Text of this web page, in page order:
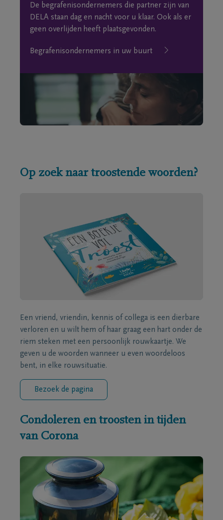
De begrafenisondernemers die partner zijn van
DELA staan dag en nacht voor u klaar. Ook als er
geen overlijden heeft plaatsgevonden.
Begrafenisondernemers in uw buurt
Op zoek naar troostende woorden?
Een vriend, vriendin, kennis of collega is een dierbare
verloren en u wilt hem of haar graag een hart onder de
riem steken met een persoonlijk rouwkaartje. We
geven u de woorden wanneer u even woordeloos
bent, in elke rouwsituatie.
Bezoek de pagina
Condoleren en troosten in tijden
van Corona